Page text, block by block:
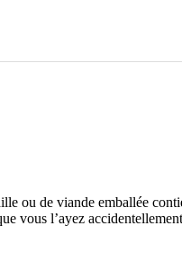
ou de viande emballée
vous l’ayez